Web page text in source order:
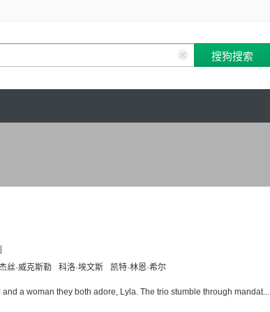
丝·威克斯勒 科洛·埃文斯 凯特·林恩·希尔
a woman they both adore, Lyla. The trio stumble through mandat...